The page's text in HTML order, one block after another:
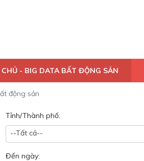
- BIG DATA BẤT ĐỘNG SẢN
động sản
Tỉnh/Thành phố:
--Tất cả--
Đến ngày: